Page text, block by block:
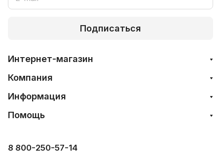
Подписаться
Интернет-магазин
Компания
Информация
Помощь
8 800-250-57-14